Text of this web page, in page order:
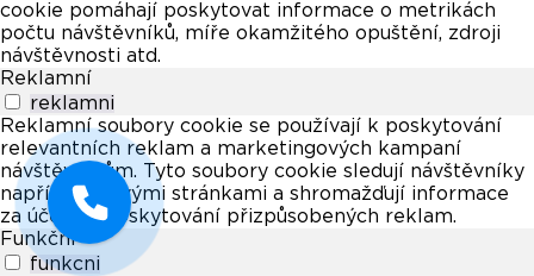
cookie pomáhají poskytovat informace o metrikách
počtu návštěvníků, míře okamžitého opuštění, zdroji
návštěvnosti atd.
Reklamní
reklamni
Reklamní soubory cookie se používají k poskytování
relevantních reklam a marketingových kampaní
návštěvníkům. Tyto soubory cookie sledují návštěvníky
napříč webovými stránkami a shromažďují informace
za účelem poskytování přizpůsobených reklam.
Funkční
funkcni